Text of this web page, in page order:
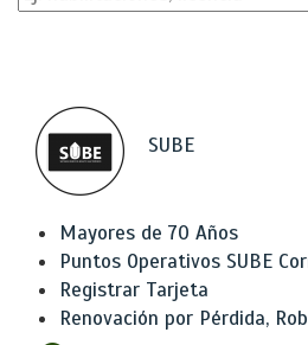
SUBE
Mayores de 70 Años
Puntos Operativos SUBE
Registrar Tarjeta
Renovación por Pérdida,